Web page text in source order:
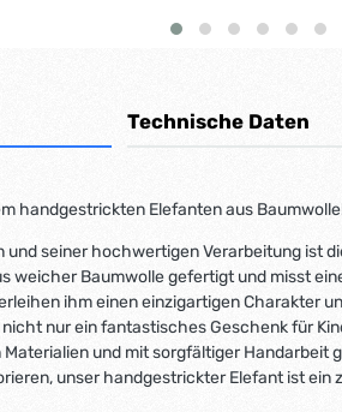
Technische Daten
handgestrickten Elefanten aus
und seiner hochwertigen Verarbeitung ist
weicher Baumwolle gefertigt und misst
ihm einen einzigartigen Charakter
nur ein fantastisches Geschenk für
und mit sorgfältiger
unser handgestrickter Elefant ist